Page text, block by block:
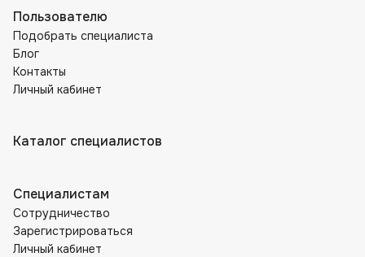
Пользователю
Подобрать специалиста
Блог
Контакты
Личный кабинет
Каталог специалистов
Специалистам
Сотрудничество
Зарегистрироваться
Личный кабинет